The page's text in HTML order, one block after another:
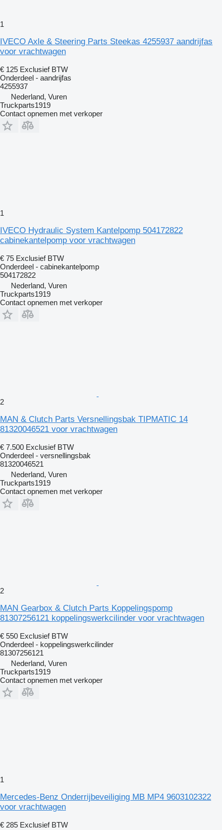
1
IVECO Axle & Steering Parts Steekas 4255937 aandrijfas
voor vrachtwagen
€ 125 Exclusief BTW
Onderdeel - aandrijfas
4255937
Nederland, Vuren
Truckparts1919
Contact opnemen met verkoper
1
IVECO Hydraulic System Kantelpomp 504172822
cabinekantelpomp voor vrachtwagen
€ 75 Exclusief BTW
Onderdeel - cabinekantelpomp
504172822
Nederland, Vuren
Truckparts1919
Contact opnemen met verkoper
2
MAN & Clutch Parts Versnellingsbak TIPMATIC 14
81320046521 voor vrachtwagen
€ 7.500 Exclusief BTW
Onderdeel - versnellingsbak
81320046521
Nederland, Vuren
Truckparts1919
Contact opnemen met verkoper
2
MAN Gearbox & Clutch Parts Koppelingspomp
81307256121 koppelingswerkcilinder voor vrachtwagen
€ 550 Exclusief BTW
Onderdeel - koppelingswerkcilinder
81307256121
Nederland, Vuren
Truckparts1919
Contact opnemen met verkoper
1
Mercedes-Benz Onderrijbeveiliging MB MP4 9603102322
voor vrachtwagen
€ 285 Exclusief BTW